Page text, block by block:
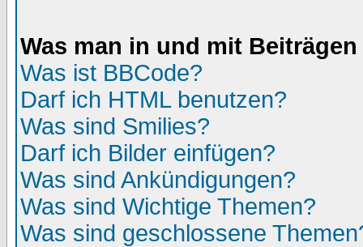
Was man in und mit
Was ist BBCode?
Darf ich HTML benutzen?
Was sind Smilies?
Darf ich Bilder einfügen?
Was sind Ankündigungen?
Was sind Wichtige Themen?
Was sind geschlossene